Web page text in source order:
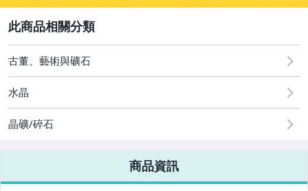
其它
[全店] 周年慶
[全店] 粉絲專享
古董、藝術與礦石
水晶
晶礦/碎石
商品資訊